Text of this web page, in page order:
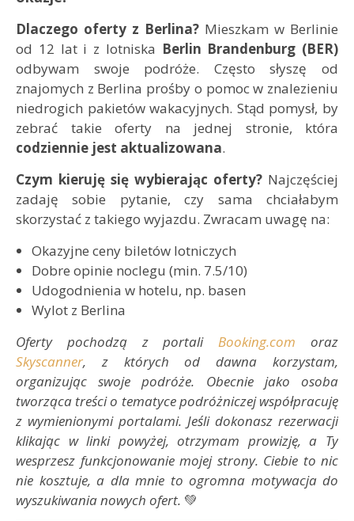
Dlaczego oferty z Berlina? Mieszkam w Berlinie
od 12 lat i z lotniska Berlin Brandenburg (BER)
odbywam swoje podróże. Często słyszę od
znajomych z Berlina prośby o pomoc w znalezieniu
niedrogich pakietów wakacyjnych. Stąd pomysł, by
zebrać takie oferty na jednej stronie, która
codziennie jest aktualizowana.
Czym kieruję się wybierając oferty? Najczęściej
zadaję sobie pytanie, czy sama chciałabym
skorzystać z takiego wyjazdu. Zwracam uwagę na:
Okazyjne ceny biletów lotniczych
Dobre opinie noclegu (min. 7.5/10)
Udogodnienia w hotelu, np. basen
Wylot z Berlina
Oferty pochodzą z portaliBooking.com oraz
Skyscanner, z których od dawna korzystam,
organizując swoje podróże. Obecnie jako osoba
tworząca treści o tematyce podróżniczej współpracuję
z wymienionymi portalami. Jeśli dokonasz rezerwacji
klikając w linki powyżej, otrzymam prowizję, a Ty
wesprzesz funkcjonowanie mojej strony. Ciebie to nic
nie kosztuje, a dla mnie to ogromna motywacja do
wyszukiwania nowych ofert. 💚